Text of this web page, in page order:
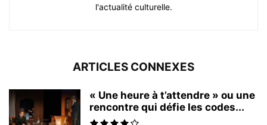
l'actualité culturelle.
ARTICLES CONNEXES
« Une heure à t’attendre » ou une
rencontre qui défie les codes...